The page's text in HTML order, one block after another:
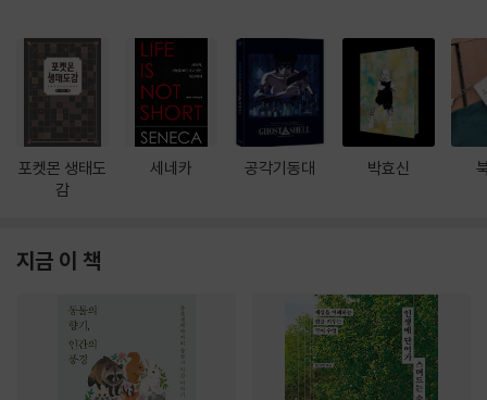
포켓몬 생태도
감
세네카 공각기동대 박효신
지금 이 책